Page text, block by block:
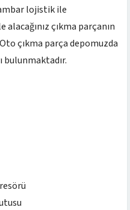
lojistik ile
çıkma parçanın
çıkma parça depomuzda
bulunmaktadır.